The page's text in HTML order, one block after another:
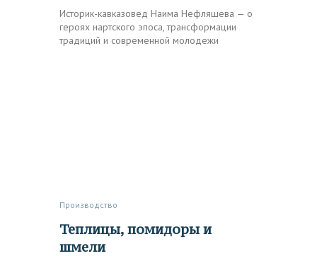
Историк-кавказовед Наима Нефляшева — о
героях нартского эпоса, трансформации
традиций и современной молодежи
Производство
Теплицы, помидоры и
шмели